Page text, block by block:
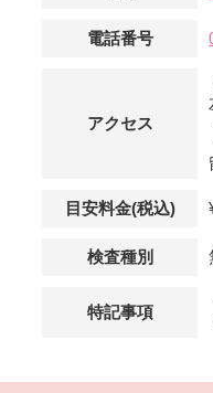
電話番号
アクセス
目安料金(税込)
検査種別
特記事項